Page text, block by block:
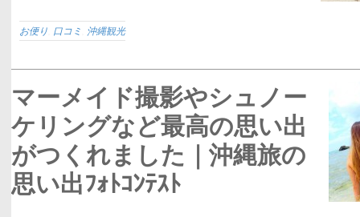
お便り 口コミ 沖縄観光
マーメイド撮影やシュノー
ケリングなど最高の思い出
がつくれました｜沖縄旅の
思い出ﾌｫﾄｺﾝﾃｽﾄ